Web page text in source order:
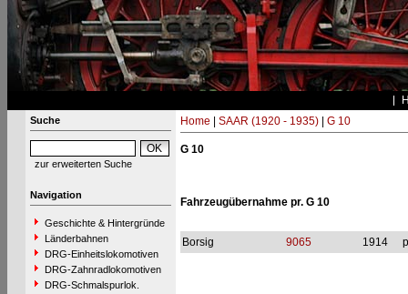
Suche
zur erweiterten Suche
Navigation
Geschichte & Hintergründe
Länderbahnen
DRG-Einheitslokomotiven
DRG-Zahnradlokomotiven
DRG-Schmalspurlok.
Home SAAR (1920 - 1935)| G 10
G 10
Fahrzeugübernahme pr. G 10
Borsig 9065 1914